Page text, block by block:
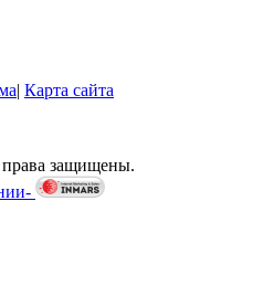
| Карта сайта
защищены.